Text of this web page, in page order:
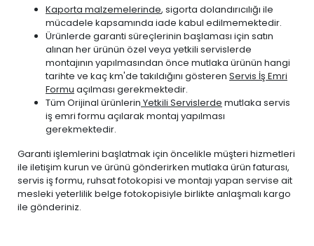
Kaporta malzemelerinde, sigorta dolandırıcılığı ile
mücadele kapsamında iade kabul edilmemektedir.
Ürünlerde garanti süreçlerinin başlaması için satın
alınan her ürünün özel veya yetkili servislerde
montajının yapılmasından önce mutlaka ürünün hangi
tarihte ve kaç km'de takıldığını gösteren Servis İş Emri
Formu açılması gerekmektedir.
Tüm Orijinal ürünlerin Yetkili Servislerde mutlaka servis
iş emri formu açılarak montaj yapılması
gerekmektedir.
Garanti işlemlerini başlatmak için öncelikle müşteri hizmetleri
ile iletişim kurun ve ürünü gönderirken mutlaka ürün faturası,
servis iş formu, ruhsat fotokopisi ve montajı yapan servise ait
mesleki yeterlilik belge fotokopisiyle birlikte anlaşmalı kargo
ile gönderiniz.